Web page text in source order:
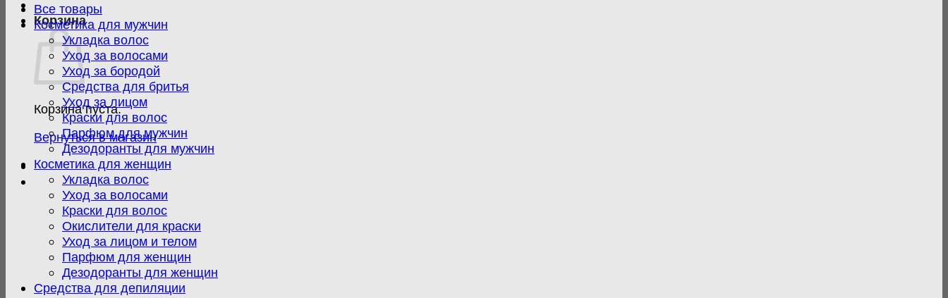
Корзина
Корзина пуста.
Вернуться в магазин
Все товары
Косметика для мужчин
Укладка волос
Уход за волосами
Уход за бородой
Средства для бритья
Уход за лицом
Краски для волос
Парфюм для мужчин
Дезодоранты для мужчин
Косметика для женщин
Укладка волос
Уход за волосами
Краски для волос
Окислители для краски
Уход за лицом и телом
Парфюм для женщин
Дезодоранты для женщин
Средства для депиляции